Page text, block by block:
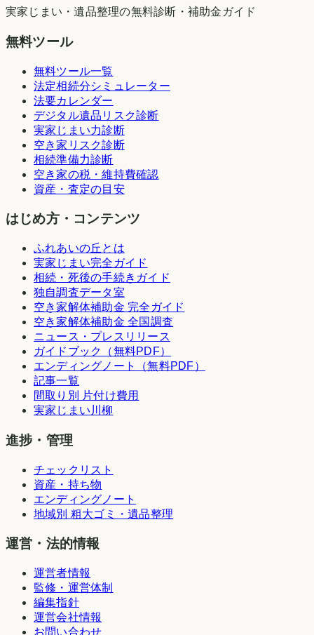
実家じまい・遺品整理の無料診断・補助金ガイド
無料ツール
無料ツール一覧
法定相続分シミュレーター
法要カレンダー
デジタル遺品リスク診断
実家じまい力診断
空き家リスク診断
相続準備力診断
空き家の税・維持費確認
資産・査定の目安
はじめ方・コンテンツ
ふれあいの丘とは
実家じまい完全ガイド
相続・死後の手続きガイド
独自調査データ室
空き家解体補助金 完全ガイド
空き家解体補助金 全国調査
ニュース・プレスリリース
ガイドブック（無料PDF）
エンディングノート（無料PDF）
記事一覧
間取り別 片付け費用
実家じまい川柳
進捗・管理
チェックリスト
資産・持ち物
エンディングノート
地域別 粗大ゴミ・遺品整理
運営・法的情報
運営者情報
監修・運営体制
編集指針
運営会社情報
お問い合わせ